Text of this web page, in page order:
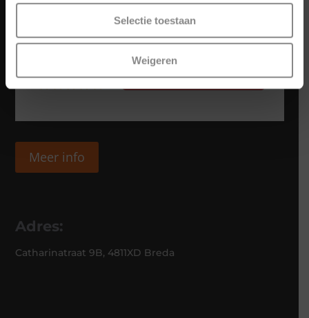
Selectie toestaan
Weigeren
Meer info
Adres:
Catharinatraat 9B, 4811XD Breda